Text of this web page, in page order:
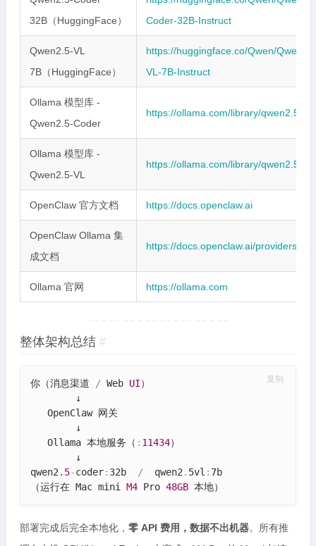
32B（HuggingFace）
Coder-32B-Instruct
Qwen2.5-VL
7B（HuggingFace）
https://huggingface.co/Qwen/
VL-7B-Instruct
Ollama 模型库 -
Qwen2.5-Coder
https://ollama.com/library/qwen2.5-
Ollama 模型库 -
Qwen2.5-VL
https://ollama.com/library/qwen2.5vl
OpenClaw 官方文档 https://docs.openclaw.ai
OpenClaw Ollama 集
成文档
https://docs.openclaw.ai/providers/
Ollama 官网 https://ollama.com
整体架构总结 #
你（消息渠道 / Web UI）
        ↓
   OpenClaw 网关
        ↓
   Ollama 本地服务（
: 11434）
        ↓
qwen2.5-coder: 32b /
  qwen2
. 5vl : 7b
（运行在 Mac mini M4 Pro 48GB 本地）
复制
部署完成后完全本地化， 零 API 费用，数据不出机器。所有推